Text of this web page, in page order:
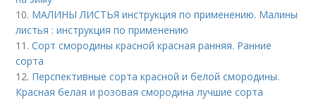
10. МАЛИНЫ ЛИСТЬЯ инструкция по применению. Малины
листья : инструкция по применению
11.Сорт смородины красной красная ранняя. Ранние
сорта
12. Перспективные сорта красной и белой смородины.
Красная белая и розовая смородина лучшие сорта